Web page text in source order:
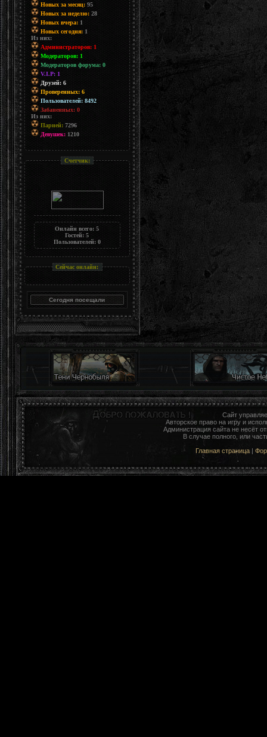
Новых за месяц:95
Новых за неделю:28
Новых вчера:1
Новых сегодня:1
Из них:
Администраторов: 1
Модераторов: 1
Модераторов форума: 0
V.I.P: 1
Друзей: 6
Проверенных: 6
Пользователей: 8492
Забаненных: 0
Из них:
Парней:7296
Девушек:1210
Счетчик:
Онлайн всего:5
Гостей:5
Пользователей: 0
Сейчас онлайн:
Сайт
Авторское право на игру и
Администрация сайта не несёт
В случае полного, или
Главная страница |